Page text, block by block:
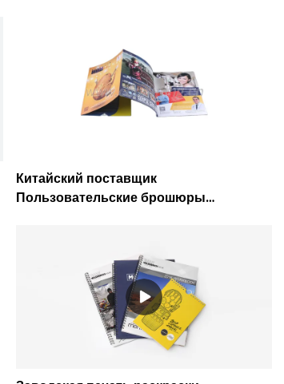
Китайский поставщик
Пользовательские брошюры